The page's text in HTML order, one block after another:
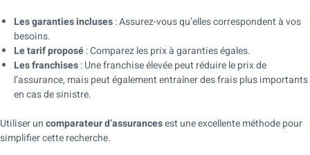
Les garanties incluses: Assurez-vous qu’elles correspondent à vos
besoins.
Le tarif proposé: Comparez les prix à garanties égales.
Les franchises: Une franchise élevée peut réduire le prix de
l’assurance, mais peut également entraîner des frais plus importants
en cas de sinistre.
Utiliser uncomparateur d’assurancesest une excellente méthode pour
simplifier cette recherche.